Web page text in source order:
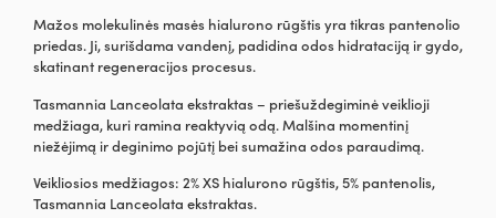
Mažos molekulinės masės hialurono rūgštis yra tikras pantenolio
priedas. Ji, surišdama vandenį, padidina odos hidrataciją ir gydo,
skatinant regeneracijos procesus.
Tasmannia Lanceolata ekstraktas – priešuždegiminė veiklioji
medžiaga, kuri ramina reaktyvią odą. Malšina momentinį
niežėjimą ir deginimo pojūtį bei sumažina odos paraudimą.
Veikliosios medžiagos: 2% XS hialurono rūgštis, 5% pantenolis,
Tasmannia Lanceolata ekstraktas.